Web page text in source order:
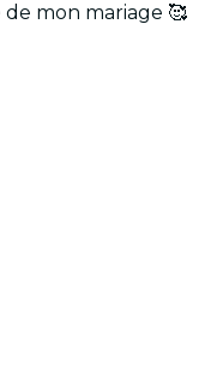
mon mariage 🥰